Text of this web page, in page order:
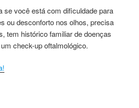
se você está com dificuldade para
ou desconforto nos olhos, precisa
tem histórico familiar de doenças
check-up oftalmológico.